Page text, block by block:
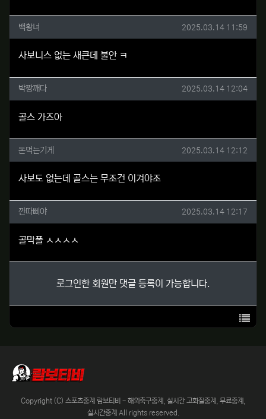
백황녀님의 댓글
백황녀 작성일
2025.03.14 11:59
사보니스 없는 새큰데 불안 ㅋ
박짱깨다님의 댓글
박짱깨다 작성일
2025.03.14 12:04
골스 가즈아
돈먹는기게님의 댓글
돈먹는기게 작성일
2025.03.14 12:12
사보도 없는데 골스는 무조건 이겨야조
깐따삐야님의 댓글
깐따삐야 작성일
2025.03.14 12:17
골막폴 ㅅㅅㅅㅅ
로그인한 회원만 댓글 등록이 가능합니다.
목록
Copyright (C) 스포츠중계 람보티비 - 해외축구중계, 실시간 고화질중계, 무료중계,
실시간중계 All rights reserved.